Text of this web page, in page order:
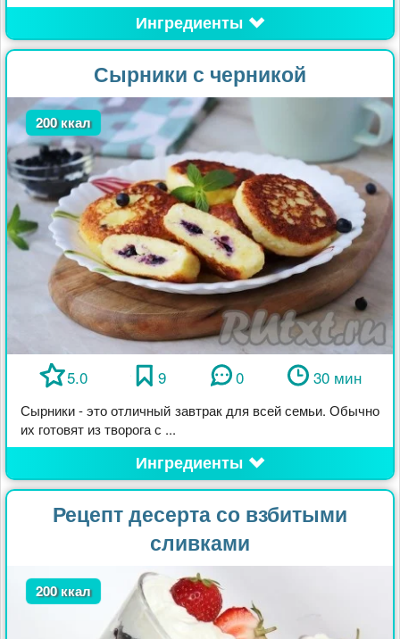
Ингредиенты
Сырники с черникой
200 ккал
5.0 9 0 30 мин
Сырники - это отличный завтрак для всей семьи. Обычно
их готовят из творога с ...
Ингредиенты
Рецепт десерта со взбитыми
сливками
200 ккал